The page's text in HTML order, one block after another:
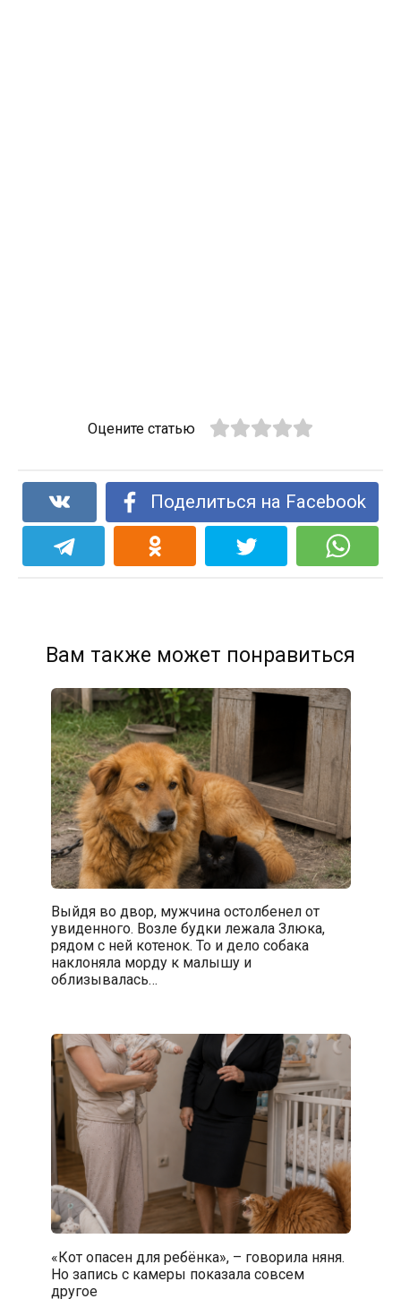
Оцените статью
Поделиться на Facebook
Вам также может понравиться
Выйдя во двор, мужчина остолбенел от
увиденного. Возле будки лежала Злюка,
рядом с ней котенок. То и дело собака
наклоняла морду к малышу и
облизывалась…
«Кот опасен для ребёнка», – говорила няня.
Но запись с камеры показала совсем
другое